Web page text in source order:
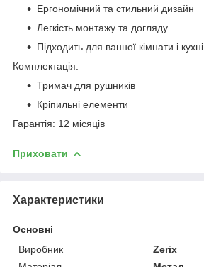
Ергономічний та стильний дизайн
Легкість монтажу та догляду
Підходить для ванної кімнати і кухні
Комплектація:
Тримач для рушників
Кріпильні елементи
Гарантія: 12 місяців
Приховати
Характеристики
Основні
Виробник
Zerix